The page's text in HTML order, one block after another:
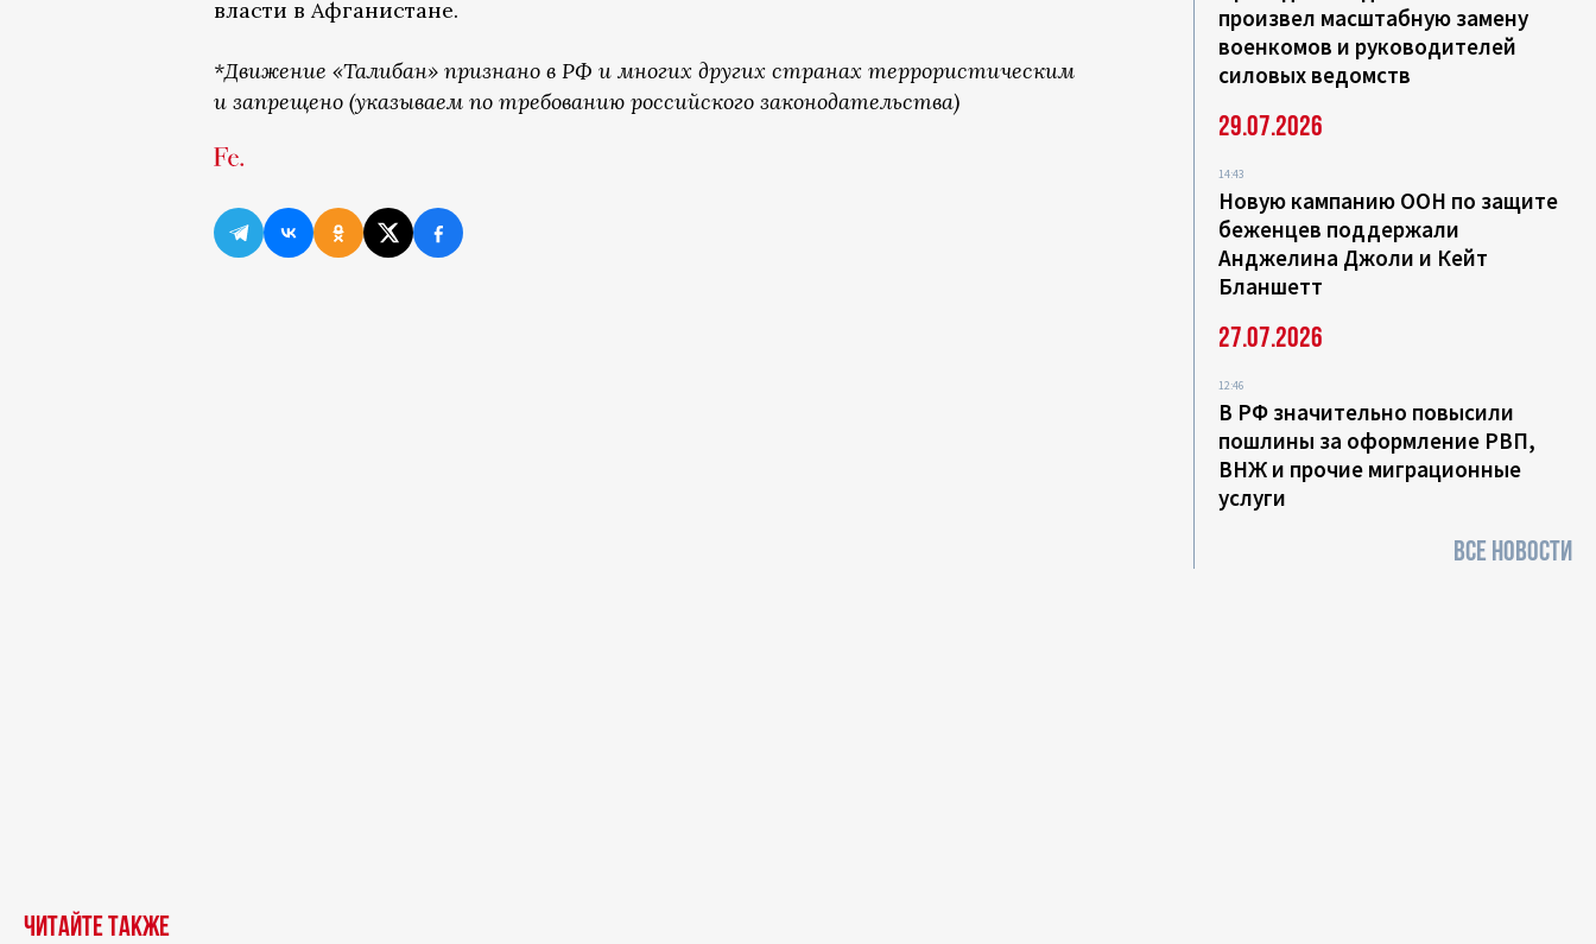
власти в Афганистане.
*Движение «Талибан» признано в РФ и многих других странах террористическим
и запрещено (указываем по требованию российского законодательства)
произвел масштабную замену
военкомов и руководителей
силовых ведомств
29.07.2026
14:43
Новую кампанию ООН по защите
беженцев поддержали
Анджелина Джоли и Кейт
Бланшетт
27.07.2026
12:46
В РФ значительно повысили
пошлины за оформление РВП,
ВНЖ и прочие миграционные
услуги
ВСЕ НОВОСТИ
Читайте также